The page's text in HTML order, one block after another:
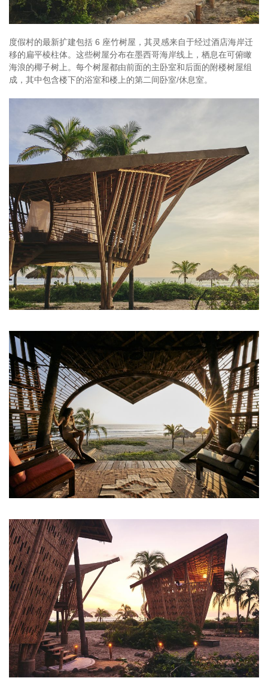
度假村的最新扩建包括 6 座竹树屋，其灵感来自于经过酒店海岸迁
移的扁平棱柱体。这些树屋分布在墨西哥海岸线上，栖息在可俯瞰
海浪的椰子树上。每个树屋都由前面的主卧室和后面的附楼树屋组
成，其中包含楼下的浴室和楼上的第二间卧室/休息室。